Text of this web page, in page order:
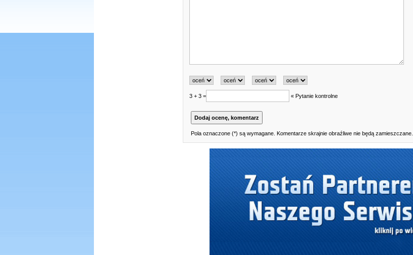
3 + 3 = « Pytanie kontrolne
Pola oznaczone (*) są wymagane. Komentarze skrajnie obraźliwe nie będą zamieszczane.